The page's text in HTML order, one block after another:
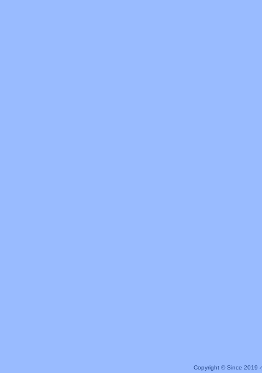
Copyright © Since 2019